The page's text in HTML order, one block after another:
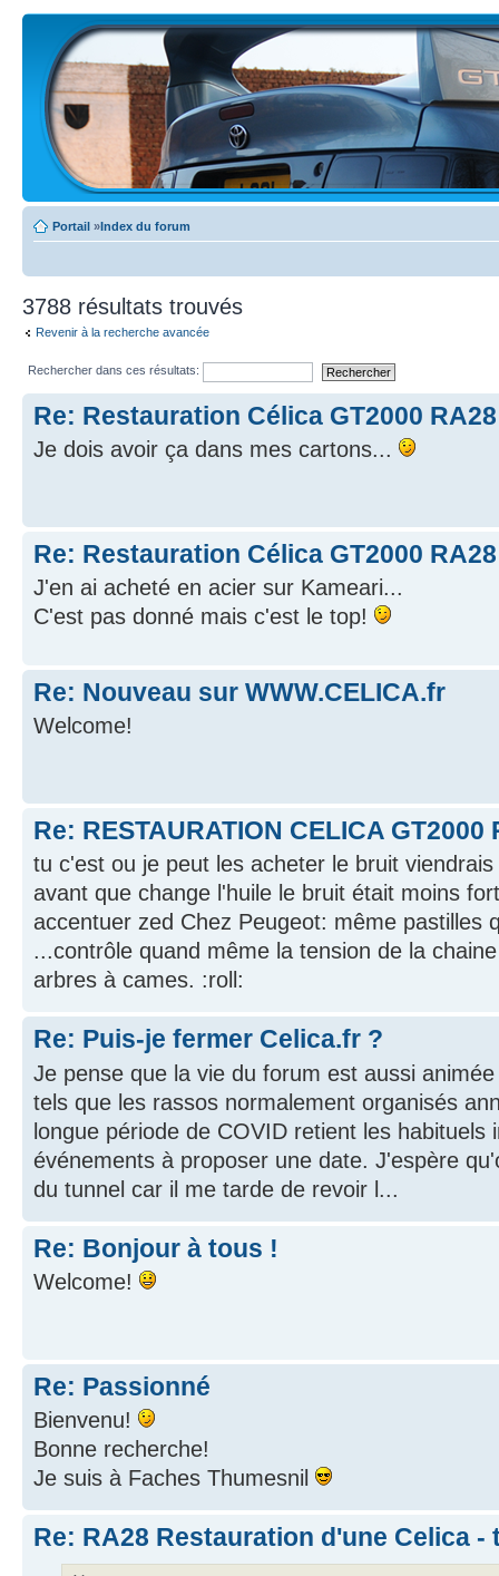
Portail »Index du forum
3788 résultats trouvés
Revenir à la recherche avancée
Rechercher dans ces résultats:
Re: Restauration Célica GT2000 RA28
Je dois avoir ça dans mes cartons...
Re: Restauration Célica GT2000 RA28
J'en ai acheté en acier sur Kameari...
C'est pas donné mais c'est le top!
Re: Nouveau sur WWW.CELICA.fr
Welcome!
Re: RESTAURATION CELICA GT2000
tu c'est ou je peut les acheter le bruit
avant que change l'huile le bruit était moins
accentuer zed Chez Peugeot: même pastilles
...contrôle quand même la tension de la
arbres à cames. :roll:
Re: Puis-je fermer Celica.fr ?
Je pense que la vie du forum est aussi
tels que les rassos normalement organisés
longue période de COVID retient les habituels
événements à proposer une date. J'espère
du tunnel car il me tarde de revoir l...
Re: Bonjour à tous !
Welcome!
Re: Passionné
Bienvenu!
Bonne recherche!
Je suis à Faches Thumesnil
Re: RA28 Restauration d'une Celica -